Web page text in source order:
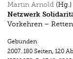
Martin Arnold (Hg.)
Netzwerk
Vorkehren –
Gebunden
2007. 180 Seiten 120